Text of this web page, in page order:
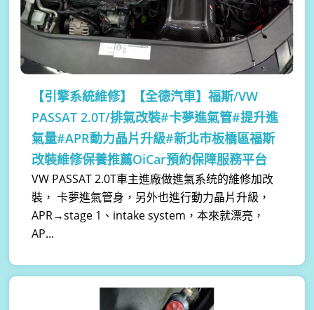
【引擎系統維修】
【全德汽車】福斯/VW
PASSAT 2.0T/排氣改裝#卡夢進氣管#提升進
氣量#APR動力晶片升級#新北市板橋區福斯
改裝維修保養推薦OiCar預約保障服務平台
VW PASSAT 2.0T車主進廠做進氣系统的維修加改
裝， 卡夢進氣管身，另外也進行動力晶片升級，
APR→stage 1、intake system，本來就漂亮，
AP...